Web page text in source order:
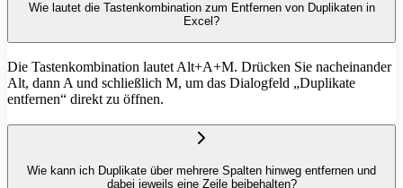
Wie lautet die Tastenkombination zum Entfernen von Duplikaten in
Excel?
Die Tastenkombination lautet Alt+A+M. Drücken Sie nacheinander
Alt, dann A und schließlich M, um das Dialogfeld „Duplikate
entfernen“ direkt zu öffnen.
Wie kann ich Duplikate über mehrere Spalten hinweg entfernen und
dabei jeweils eine Zeile beibehalten?